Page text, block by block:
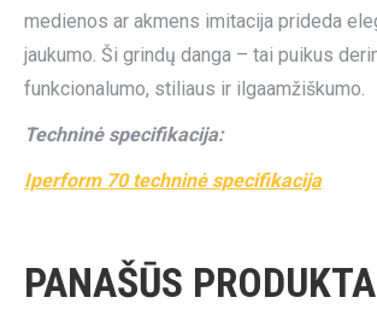
medienos ar akmens imitacija prideda
jaukumo. Ši grindų danga – tai puikus
funkcionalumo, stiliaus ir ilgaamžiškumo.
Techninė specifikacija:
Iperform 70 techninė specifikacija
PANAŠŪS